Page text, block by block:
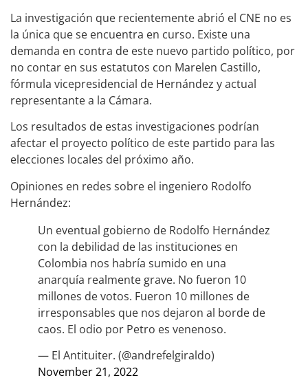
La investigación que recientemente abrió el CNE no es
la única que se encuentra en curso. Existe una
demanda en contra de este nuevo partido político, por
no contar en sus estatutos con Marelen Castillo,
fórmula vicepresidencial de Hernández y actual
representante a la Cámara.
Los resultados de estas investigaciones podrían
afectar el proyecto político de este partido para las
elecciones locales del próximo año.
Opiniones en redes sobre el ingeniero Rodolfo
Hernández:
Un eventual gobierno de Rodolfo Hernández
con la debilidad de las instituciones en
Colombia nos habría sumido en una
anarquía realmente grave. No fueron 10
millones de votos. Fueron 10 millones de
irresponsables que nos dejaron al borde de
caos. El odio por Petro es venenoso.
— El Antituiter. (@andrefelgiraldo)
November 21, 2022